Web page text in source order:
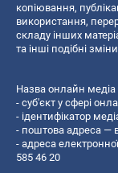
копiювання,
використання,
складу інших
та інші подібні
Назва онлайн медіа
- суб'єкт у сфері
- ідентифікатор
- поштова адреса —
- адреса
585 46 20